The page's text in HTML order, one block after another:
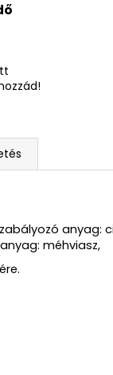
anyag:
méhviasz,